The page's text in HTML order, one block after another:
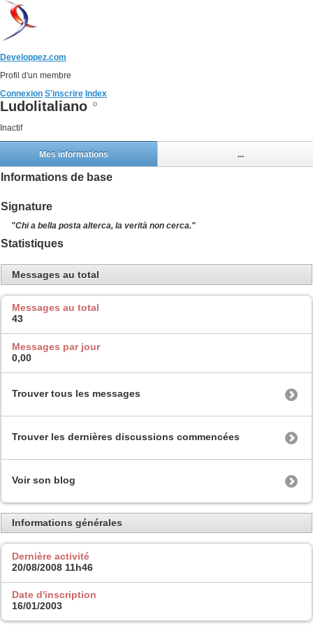
Developpez.com
Profil d'un membre
Connexion S'inscrire Index
Ludolitaliano
Inactif
Mes informations ...
Informations de base
Signature
"Chi a bella posta alterca, la verità non cerca."
Statistiques
Messages au total
Messages au total
43
Messages par jour
0,00
Trouver tous les messages
Trouver les dernières discussions commencées
Voir son blog
Informations générales
Dernière activité
20/08/2008 11h46
Date d'inscription
16/01/2003